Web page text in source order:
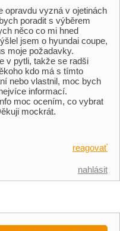
opravdu vyzná v ojetinách
poradit s výběrem
něco co mi hned
jsem o hyundai coupe,
moje požadavky.
v pytli, takže se radši
kdo má s tímto
nebo vlastnil, moc bych
informací.
moc ocením, co vybrat
mockrát.
reagovať
nahlásit